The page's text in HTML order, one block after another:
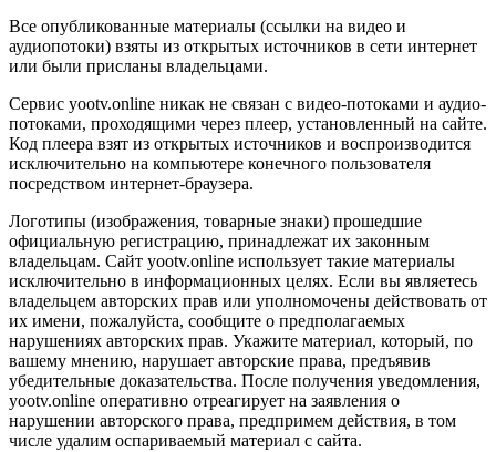
Все опубликованные материалы (ссылки на видео и
аудиопотоки) взяты из открытых источников в сети интернет
или были присланы владельцами.
Сервис yootv.online никак не связан с видео-потоками и аудио-
потоками, проходящими через плеер, установленный на сайте.
Код плеера взят из открытых источников и воспроизводится
исключительно на компьютере конечного пользователя
посредством интернет-браузера.
Логотипы (изображения, товарные знаки) прошедшие
официальную регистрацию, принадлежат их законным
владельцам. Сайт yootv.online использует такие материалы
исключительно в информационных целях. Если вы являетесь
владельцем авторских прав или уполномочены действовать от
их имени, пожалуйста, сообщите о предполагаемых
нарушениях авторских прав. Укажите материал, который, по
вашему мнению, нарушает авторские права, предъявив
убедительные доказательства. После получения уведомления,
yootv.online оперативно отреагирует на заявления о
нарушении авторского права, предпримем действия, в том
числе удалим оспариваемый материал с сайта.